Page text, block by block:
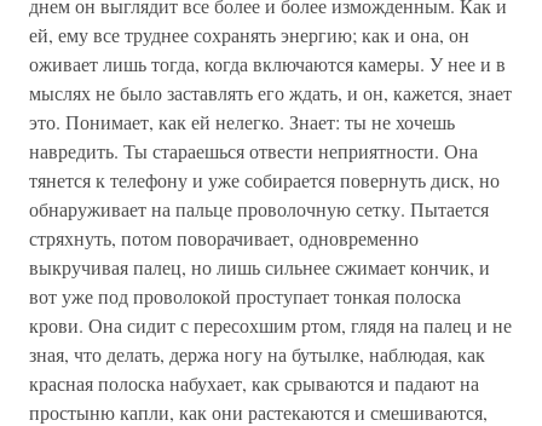
днем он выглядит все более и более изможденным. Как и
ей, ему все труднее сохранять энергию; как и она, он
оживает лишь тогда, когда включаются камеры. У нее и в
мыслях не было заставлять его ждать, и он, кажется, знает
это. Понимает, как ей нелегко. Знает: ты не хочешь
навредить. Ты стараешься отвести неприятности. Она
тянется к телефону и уже собирается повернуть диск, но
обнаруживает на пальце проволочную сетку. Пытается
стряхнуть, потом поворачивает, одновременно
выкручивая палец, но лишь сильнее сжимает кончик, и
вот уже под проволокой проступает тонкая полоска
крови. Она сидит с пересохшим ртом, глядя на палец и не
зная, что делать, держа ногу на бутылке, наблюдая, как
красная полоска набухает, как срываются и падают на
простыню капли, как они растекаются и смешиваются,